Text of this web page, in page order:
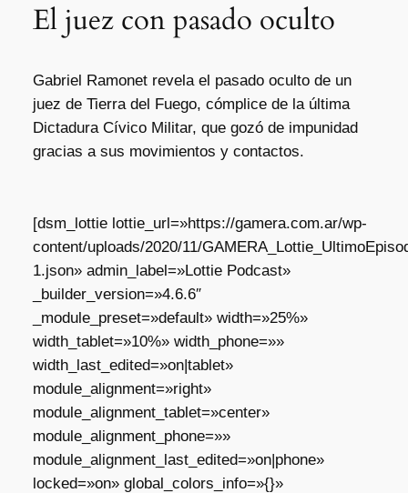
El juez con pasado oculto
Gabriel Ramonet revela el pasado oculto de un
juez de Tierra del Fuego, cómplice de la última
Dictadura Cívico Militar, que gozó de impunidad
gracias a sus movimientos y contactos.
[dsm_lottie lottie_url=»https://gamera.com.ar/wp-
content/uploads/2020/11/
1.json» admin_label=»Lottie Podcast»
_builder_version=»4.6.6″
_module_preset=»default» width=»25%»
width_tablet=»10%» width_phone=»»
width_last_edited=»on|tablet»
module_alignment=»right»
module_alignment_tablet=»center»
module_alignment_phone=»»
module_alignment_last_edited=»on|phone»
locked=»on» global_colors_info=»{}»